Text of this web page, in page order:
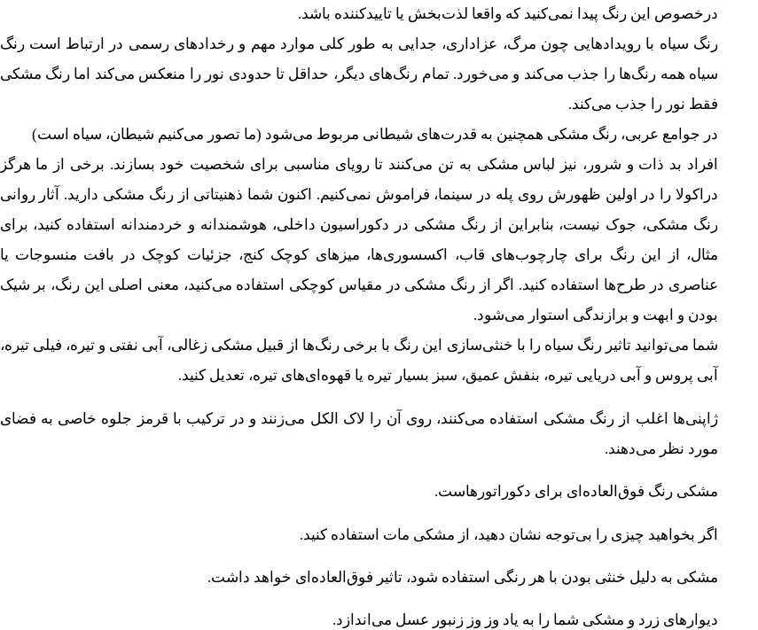
درخصوص این رنگ پیدا نمی‌کنید که واقعا لذت‌بخش یا تاییدکننده باشد.
رنگ سیاه با رویدادهایی چون مرگ، عزاداری، جدایی به طور کلی موارد مهم و رخدادهای رسمی در ارتباط است رنگ
سیاه همه رنگ‌ها را جذب می‌کند و می‌خورد. تمام رنگ‌های دیگر، حداقل تا حدودی نور را منعکس می‌کند اما رنگ مشکی
فقط نور را جذب می‌کند.
در جوامع عربی، رنگ مشکی همچنین به قدرت‌های شیطانی مربوط می‌شود (ما تصور می‌کنیم شیطان، سیاه است)
افراد بد ذات و شرور، نیز لباس مشکی به تن می‌کنند تا رویای مناسبی برای شخصیت خود بسازند. برخی از ما هرگز
دراکولا را در اولین ظهورش روی پله در سینما، فراموش نمی‌کنیم. اکنون شما ذهنیتاتی از رنگ مشکی دارید. آثار روانی
رنگ مشکی، جوک نیست، بنابراین از رنگ مشکی در دکوراسیون داخلی، هوشمندانه و خردمندانه استفاده کنید، برای
مثال، از این رنگ برای چارچوب‌های قاب، اکسسوری‌ها، میزهای کوچک کنج، جزئیات کوچک در بافت منسوجات یا
عناصری در طرح‌ها استفاده کنید. اگر از رنگ مشکی در مقیاس کوچکی استفاده می‌کنید، معنی اصلی این رنگ، بر شیک
بودن و ابهت و برازندگی استوار می‌شود.
شما می‌توانید تاثیر رنگ سیاه را با خنثی‌سازی این رنگ با برخی رنگ‌ها از قبیل مشکی زغالی، آبی نفتی و تیره، فیلی تیره،
آبی پروس و آبی دریایی تیره، بنفش عمیق، سبز بسیار تیره یا قهوه‌ای‌های تیره، تعدیل کنید.
ژاپنی‌ها اغلب از رنگ مشکی استفاده می‌کنند، روی آن را لاک الکل می‌زنند و در ترکیب با قرمز جلوه خاصی به فضای
مورد نظر می‌دهند.
مشکی رنگ فوق‌العاده‌ای برای دکوراتورهاست.
اگر بخواهید چیزی را بی‌توجه نشان دهید، از مشکی مات استفاده کنید.
مشکی به دلیل خنثی‌ بودن با هر رنگی استفاده شود، تاثیر فوق‌العاده‌ای خواهد داشت.
دیوارهای زرد و مشکی شما را به یاد وز وز زنبور عسل می‌اندازد.